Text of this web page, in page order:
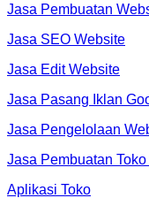
Jasa Pembuatan
Jasa SEO Website
Jasa Edit Website
Jasa Pasang Iklan
Jasa Pengelolaan
Jasa Pembuatan
Aplikasi Toko